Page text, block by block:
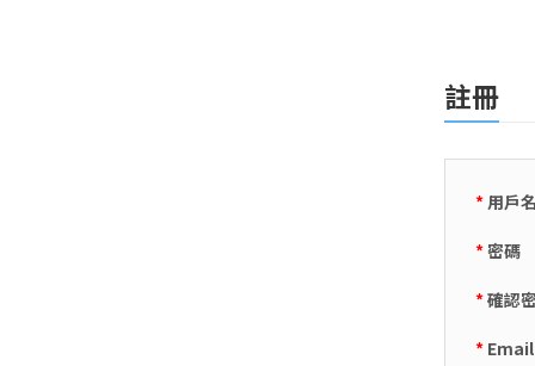
註冊
* 用戶名
*密碼
*確認
* Email